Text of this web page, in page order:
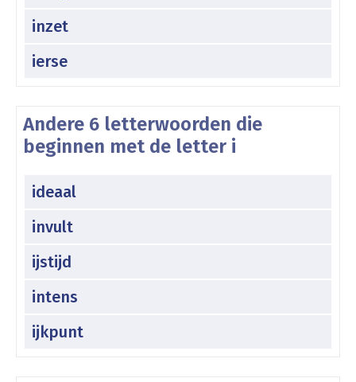
inzet
ierse
Andere 6 letterwoorden die
beginnen met de letter i
ideaal
invult
ijstijd
intens
ijkpunt